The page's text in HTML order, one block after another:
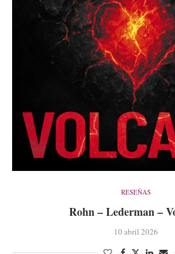
RESEÑAS
Rohn – Lederman –
10 abril 2026